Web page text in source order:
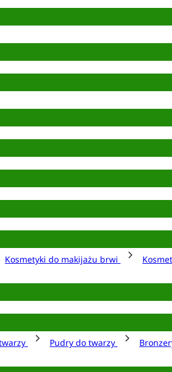
Kosmetyki do makijażu brwi
Pudry do twarzy